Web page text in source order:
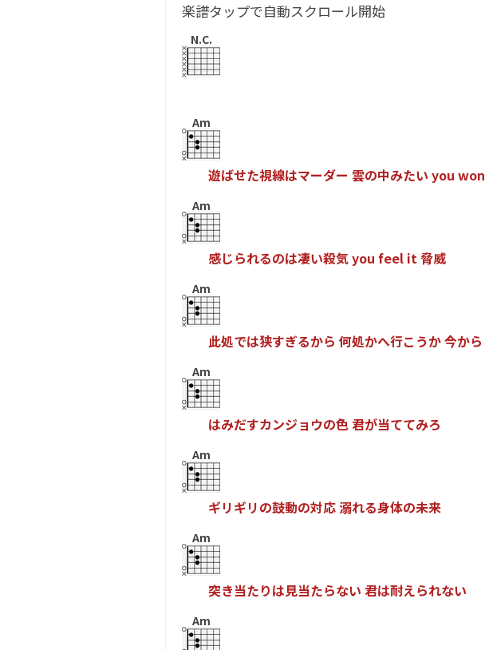
楽譜タップで自動スクロール開始
N.C.
Am
遊ばせた視線はマーダー 雲の中みたい you won
Am
感じられるのは凄い殺気you feel it脅威
Am
此処では狭すぎるから 何処かへ行こ うか今から
Am
はみだすカンジョウの色 君が当ててみろ
Am
ギリギリの鼓動の対応 溺れる身体の未来
Am
突き当たりは見当たらない 君は耐えられない
Am